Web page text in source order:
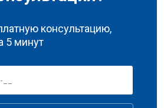
консультацию,
5 минут